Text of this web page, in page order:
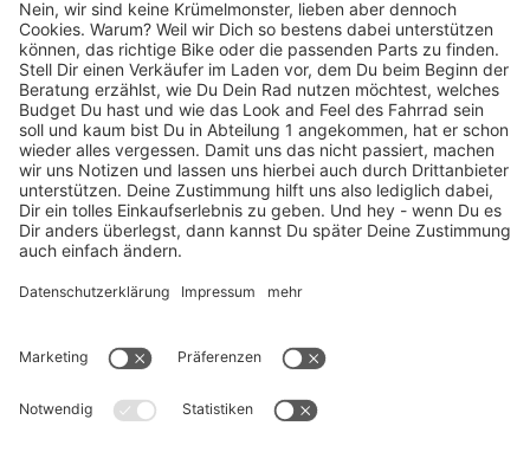
TOP-Marken
ZAHLUNGSARTEN / RATENKAUF
FÜR ARBEITGEBER & ARBEITNEHMER